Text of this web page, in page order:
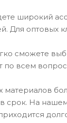
широкий
Для оптовых
сможете
по всем
срок. На